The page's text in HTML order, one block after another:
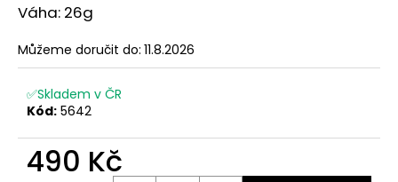
Váha: 26g
Můžeme doručit do: 11.8.2026
✅Skladem v ČR
Kód: 5642
490 Kč
u
e
e